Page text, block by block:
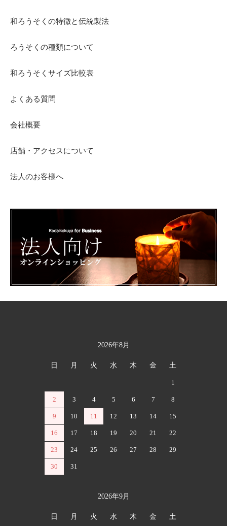
和ろうそくの特徴と伝統製法
ろうそくの種類について
和ろうそくサイズ比較表
よくある質問
会社概要
店舗・アクセスについて
法人のお客様へ
2026年8月
日 月 火 水 木 金 土
1
2 3 4 5 6 7 8
9 10 11 12 13 14 15
16 17 18 19 20 21 22
23 24 25 26 27 28 29
30 31
2026年9月
日 月 火 水 木 金 土